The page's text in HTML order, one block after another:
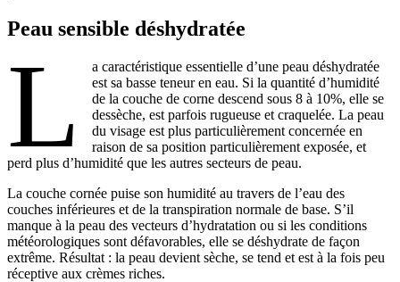
Peau sensible déshydratée
L
a caractéristique essentielle d’une peau déshydratée
est sa basse teneur en eau. Si la quantité d’humidité
de la couche de corne descend sous 8 à 10%, elle se
dessèche, est parfois rugueuse et craquelée. La peau
du visage est plus particulièrement concernée en
raison de sa position particulièrement exposée, et
perd plus d’humidité que les autres secteurs de peau.
La couche cornée puise son humidité au travers de l’eau des
couches inférieures et de la transpiration normale de base. S’il
manque à la peau des vecteurs d’hydratation ou si les conditions
météorologiques sont défavorables, elle se déshydrate de façon
extrême. Résultat : la peau devient sèche, se tend et est à la fois peu
réceptive aux crèmes riches.